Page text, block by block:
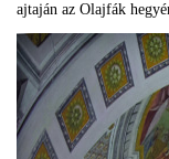
ajtaján az Olajfák